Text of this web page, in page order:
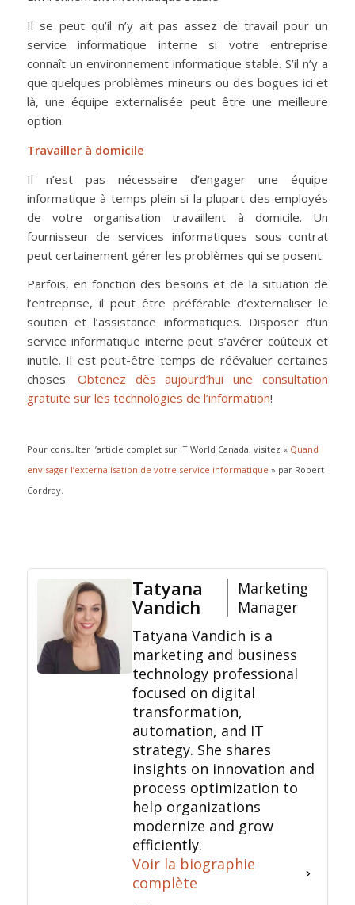
Il se peut qu’il n’y ait pas assez de travail pour un
service informatique interne si votre entreprise
connaît un environnement informatique stable. S’il n’y a
que quelques problèmes mineurs ou des bogues ici et
là, une équipe externalisée peut être une meilleure
option.
Travailler à domicile
Il n’est pas nécessaire d’engager une équipe
informatique à temps plein si la plupart des employés
de votre organisation travaillent à domicile. Un
fournisseur de services informatiques sous contrat
peut certainement gérer les problèmes qui se posent.
Parfois, en fonction des besoins et de la situation de
l’entreprise, il peut être préférable d’externaliser le
soutien et l’assistance informatiques. Disposer d’un
service informatique interne peut s’avérer coûteux et
inutile. Il est peut-être temps de réévaluer certaines
choses. Obtenez dès aujourd’hui une consultation
gratuite sur les technologies de l’information!
Pour consulter l’article complet sur IT World Canada, visitez « Quand
envisager l’externalisation de votre service informatique » par Robert
Cordray.
Tatyana
Vandich
Marketing
Manager
Tatyana Vandich is a
marketing and business
technology professional
focused on digital
transformation,
automation, and IT
strategy. She shares
insights on innovation and
process optimization to
help organizations
modernize and grow
efficiently.
Voir la biographie
complète